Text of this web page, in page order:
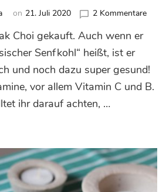
on 21. Juli 2020 2 Kommentarezu
Pak
Choi
Choi gekauft. Auch wenn er
Senfkohl“ heißt, ist er
und noch dazu super gesund!
vor allem Vitamin C und B.
ihr darauf achten, …